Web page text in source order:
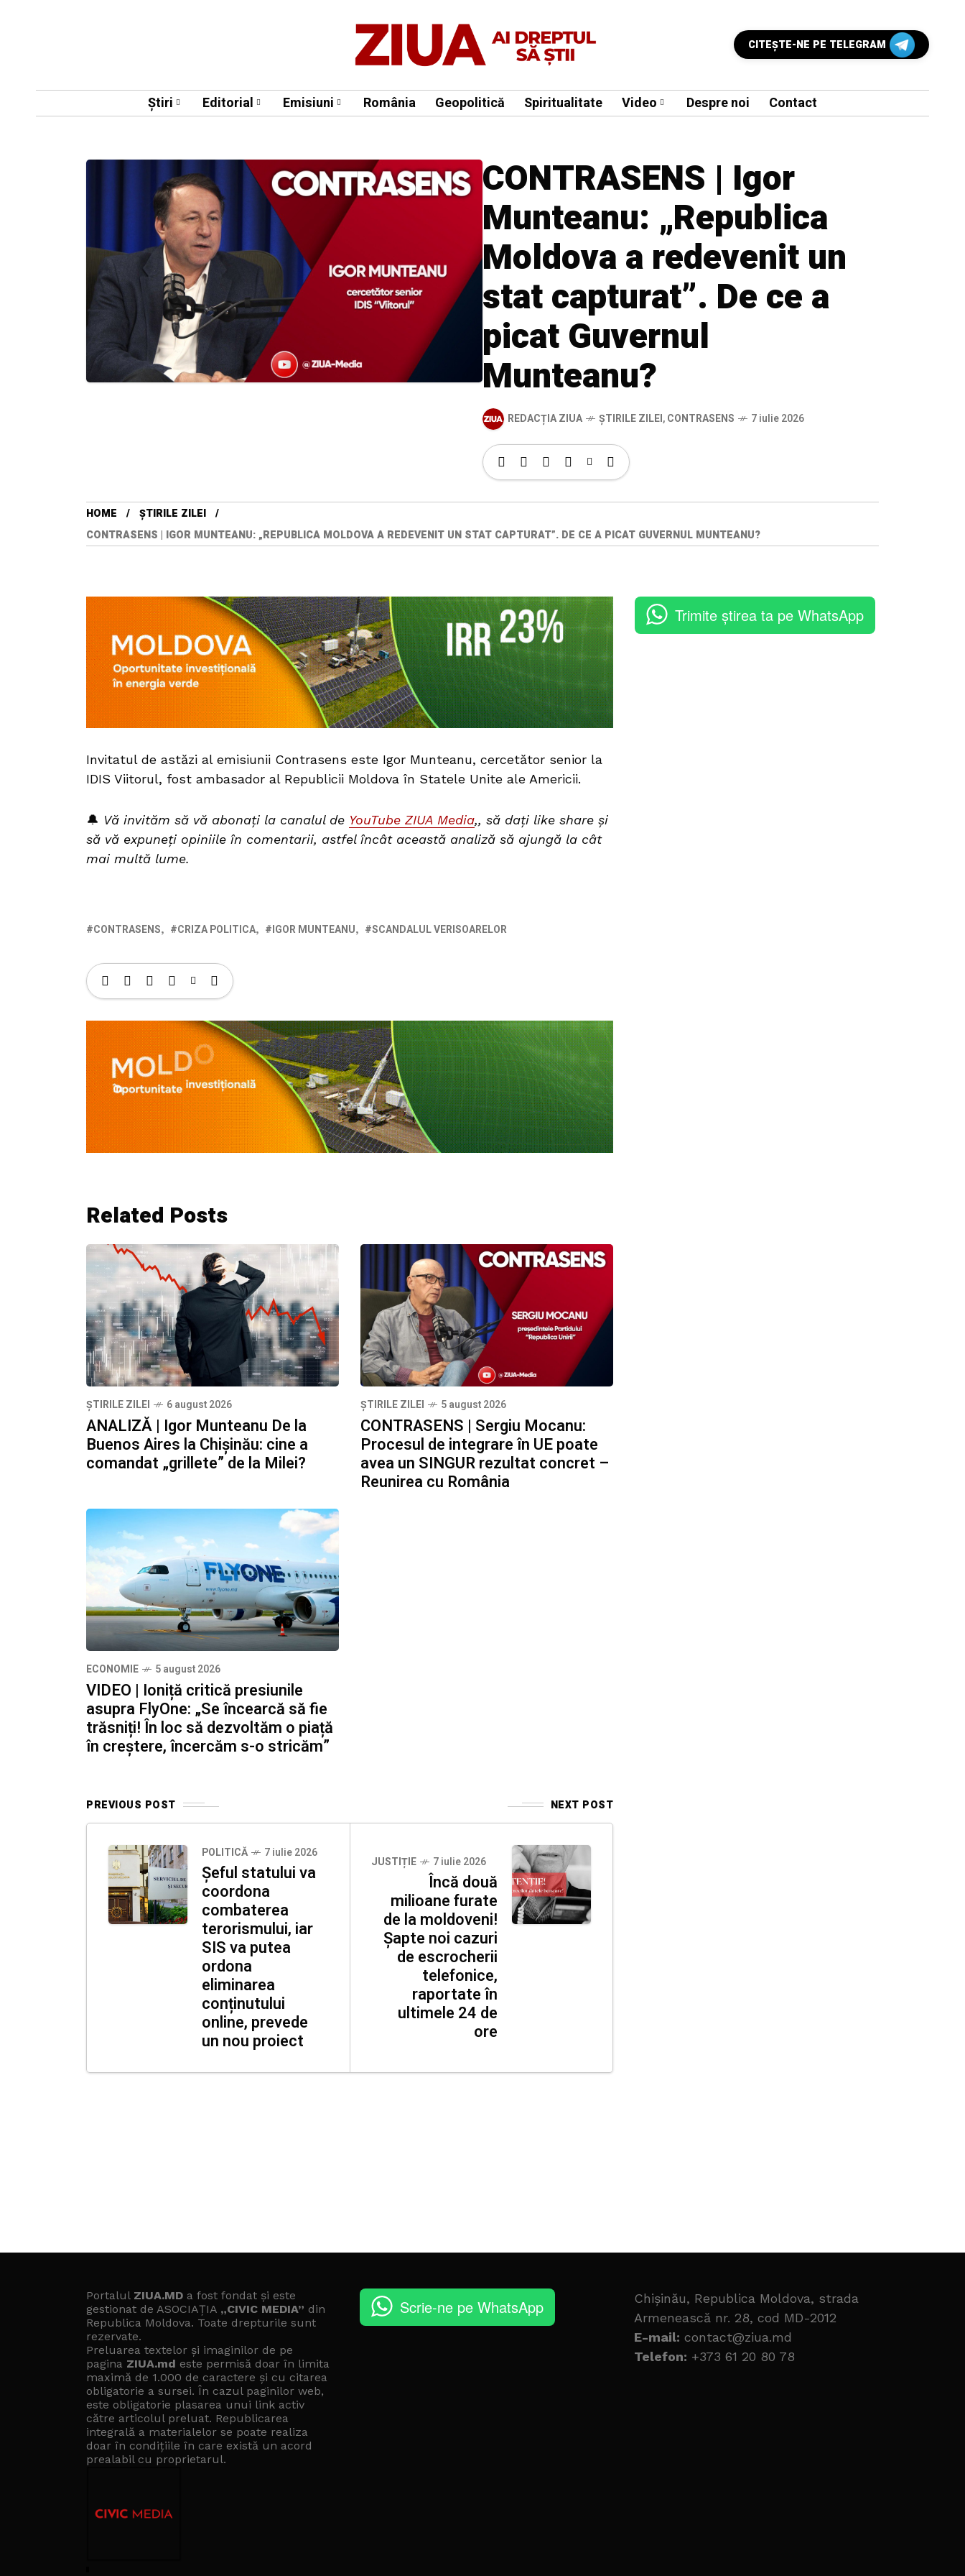
CITEŞTE-NE PE TELEGRAM
Știri Editorial Emisiuni România Geopolitică Spiritualitate Video Despre noi Contact
CONTRASENS | Igor
Munteanu: „Republica
Moldova a redevenit un
stat capturat”. De ce a
picat Guvernul
Munteanu?
REDACȚIA ZIUA ȘTIRILE ZILEI,CONTRASENS 7 iulie 2026
HOME
ȘTIRILE ZILEI
CONTRASENS | IGOR MUNTEANU: „REPUBLICA MOLDOVA A REDEVENIT UN STAT CAPTURAT”. DE CE A PICAT GUVERNUL MUNTEANU?
Invitatul de astăzi al emisiunii Contrasens este Igor Munteanu, cercetător senior la
IDIS Viitorul, fost ambasador al Republicii Moldova în Statele Unite ale Americii.
🔔 Vă invităm să vă abonați la canalul de YouTube ZIUA Media,, să dați like share și
să vă expuneți opiniile în comentarii, astfel încât această analiză să ajungă la cât
mai multă lume.
CONTRASENS CRIZA POLITICA IGOR MUNTEANU SCANDALUL VERISOARELOR
Related Posts
ȘTIRILE ZILEI 6 august 2026
ANALIZĂ | Igor Munteanu De la
Buenos Aires la Chișinău: cine a
comandat „grillete” de la Milei?
ȘTIRILE ZILEI 5 august 2026
CONTRASENS | Sergiu Mocanu:
Procesul de integrare în UE poate
avea un SINGUR rezultat concret –
Reunirea cu România
ECONOMIE 5 august 2026
VIDEO | Ioniță critică presiunile
asupra FlyOne: „Se încearcă să fie
trăsniți! În loc să dezvoltăm o piață
în creștere, încercăm s-o stricăm”
PREVIOUS POST NEXT POST
POLITICĂ 7 iulie 2026
Șeful statului va
coordona
combaterea
terorismului, iar
SIS va putea
ordona
eliminarea
conținutului
online, prevede
un nou proiect
JUSTIȚIE 7 iulie 2026
Încă două
milioane furate
de la moldoveni!
Șapte noi cazuri
de escrocherii
telefonice,
raportate în
ultimele 24 de
ore
Trimite știrea ta pe WhatsApp
Portalul ZIUA.MD a fost fondat și este
gestionat de ASOCIAȚIA „CIVIC MEDIA” din
Republica Moldova. Toate drepturile sunt
rezervate.
Preluarea textelor și imaginilor de pe
pagina ZIUA.md este permisă doar în limita
maximă de 1.000 de caractere și cu citarea
obligatorie a sursei. În cazul paginilor web,
este obligatorie plasarea unui link activ
către articolul preluat. Republicarea
integrală a materialelor se poate realiza
doar în condițiile în care există un acord
prealabil cu proprietarul.
Scrie-ne pe WhatsApp
Chișinău, Republica Moldova, strada
Armenească nr. 28, cod MD-2012
E-mail: contact@ziua.md
Telefon: +373 61 20 80 78